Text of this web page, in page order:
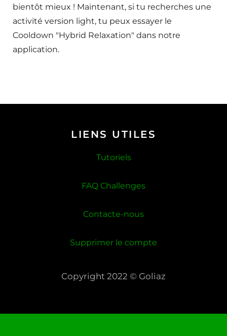
bientôt mieux ! Maintenant, si tu recherches une
activité version light, tu peux essayer le
Cooldown "Hybrid Relaxation" dans notre
application.
LIENS UTILES
Tutoriels
FAQ Challenges
Contacte-nous
Supprimer le compte
Copyright 2022 © Goliaz